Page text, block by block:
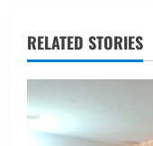
a
v
RELATED STORIES